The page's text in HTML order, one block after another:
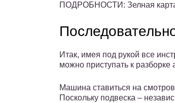
ПОДРОБНОСТИ: Зелная карта
Итак, имея под рукой все
можно приступать к разборке
Машина ставиться на
Поскольку подвеска –